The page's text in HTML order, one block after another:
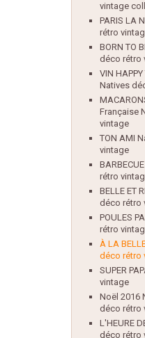
vintage
PARIS LA
rétro
BORN TO
déco rétro
VIN
Natives
Française
vintage
TON AMI
vintage
rétro
BELLE ET
déco rétro
POULES
rétro
À LA
déco rétro
SUPER
vintage
Noël 2016
déco rétro
L'HEURE
déco rétro